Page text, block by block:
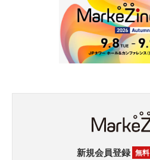
新規会員登録 無料